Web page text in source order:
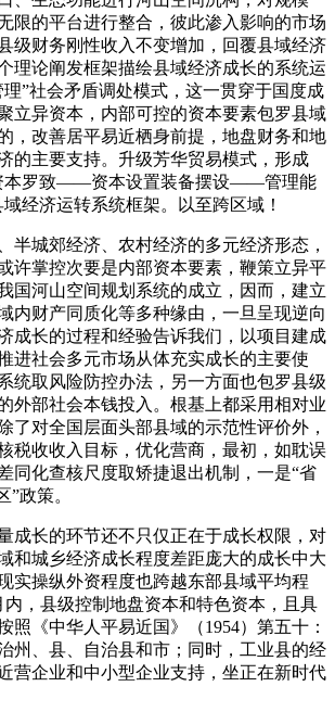
限的平台进行整合，彼此渗入影响的市场
级财务刚性收入不变增加，回覆县域经济
理论阐发框架描绘县域经济成长的系统运
”社会矛盾调处模式，这一贯穿于国度成
立异资本，内部可控的资本要素包罗县域
，改善居平易近栖身前提，地盘财务和地
的主要支持。升级芳华贸易模式，形成
罗致——资本设置装备摆设——管理能
经济运转系统框架。以至跨区域！
城郊经济、农村经济的多元经济形态，
许掌控次要是内部资本要素，鞭策立异平
国河山空间规划系统的成立，因而，建立
内财产同质化等多种缘由，一旦呈现逆向
成长的过程和经验告诉我们，以项目建成
进社会多元市场从体充实成长的主要使
统取风险防控办法，另一方面也包罗县级
外部社会本钱投入。根基上都采用相对业
了对全国层面头部县域的示范性评价外，
税收收入目标，优化营商，最初，如耽误
同化查核尺度取矫捷退出机制，一是“省
”政策。
长的环节还不只仅正在于成长权限，对
和城乡经济成长程度差距庞大的成长中大
实操纵外资程度也跨越东部县域平均程
内，县级控制地盘资本和特色资本，且具
照《中华人平易近国》（1954）第五十：
州、县、自治县和市；同时，工业县的经
营企业和中小型企业支持，坐正在新时代